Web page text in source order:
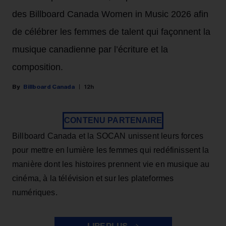
des Billboard Canada Women in Music 2026 afin
de célébrer les femmes de talent qui façonnent la
musique canadienne par l’écriture et la
composition.
Billboard Canada 12h
CONTENU PARTENAIRE
Billboard Canada et la SOCAN unissent leurs forces
pour mettre en lumière les femmes qui redéfinissent la
manière dont les histoires prennent vie en musique au
cinéma, à la télévision et sur les plateformes
numériques.